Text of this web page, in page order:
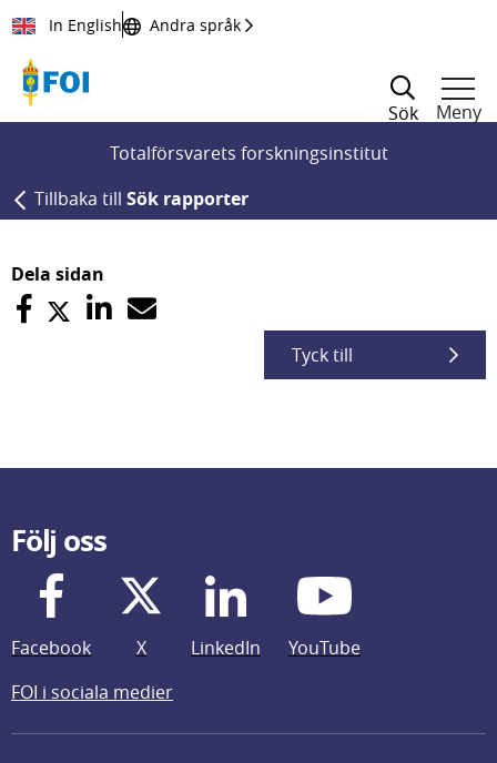
Till innehållet
In English Andra språk
Sök
Meny
Totalförsvarets forskningsinstitut
Tillbaka till Sök rapporter
Dela sidan
Tyck till
Följ oss
Facebook X LinkedIn
YouTube
FOI i sociala medier